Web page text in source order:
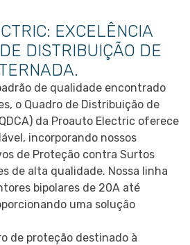
EXCELÊNCIA
DISTRIBUIÇÃO DE
de qualidade encontrado
o Quadro de Distribuição de
da Proauto Electric oferece
incorporando nossos
de Proteção contra Surtos
de alta qualidade. Nossa linha
bipolares de 20A até
uma solução
de proteção destinado à